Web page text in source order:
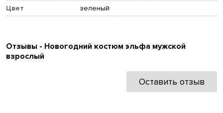
Цвет
зеленый
Отзывы - Новогодний костюм эльфа мужской
взрослый
Оставить отзыв